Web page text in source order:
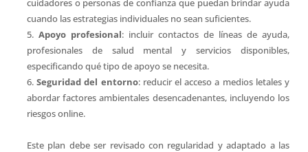
cuidadores o personas de confianza que puedan brindar ayuda
cuando las estrategias individuales no sean suficientes.
Apoyo profesional: incluir contactos de líneas de ayuda,
profesionales de salud mental y servicios disponibles,
especificando qué tipo de apoyo se necesita.
Seguridad del entorno: reducir el acceso a medios letales y
abordar factores ambientales desencadenantes, incluyendo los
riesgos online.
Este plan debe ser revisado con regularidad y adaptado a las